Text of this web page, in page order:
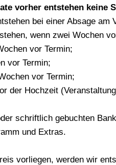
vorher entstehen keine
bei einer Absage
wenn zwei Wochen
vor Termin;
vor Termin;
vor Termin;
der Hochzeit
schriftlich gebuchten
und Extras.
vorliegen, werden wir